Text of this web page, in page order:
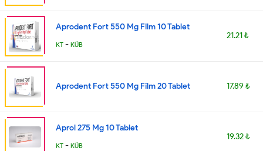
Aprodent Fort 550 Mg Film 10 Tablet
KT - KÜB
21.21 ₺
Aprodent Fort 550 Mg Film 20 Tablet 17.89 ₺
Aprol 275 Mg 10 Tablet
KT - KÜB
19.32 ₺